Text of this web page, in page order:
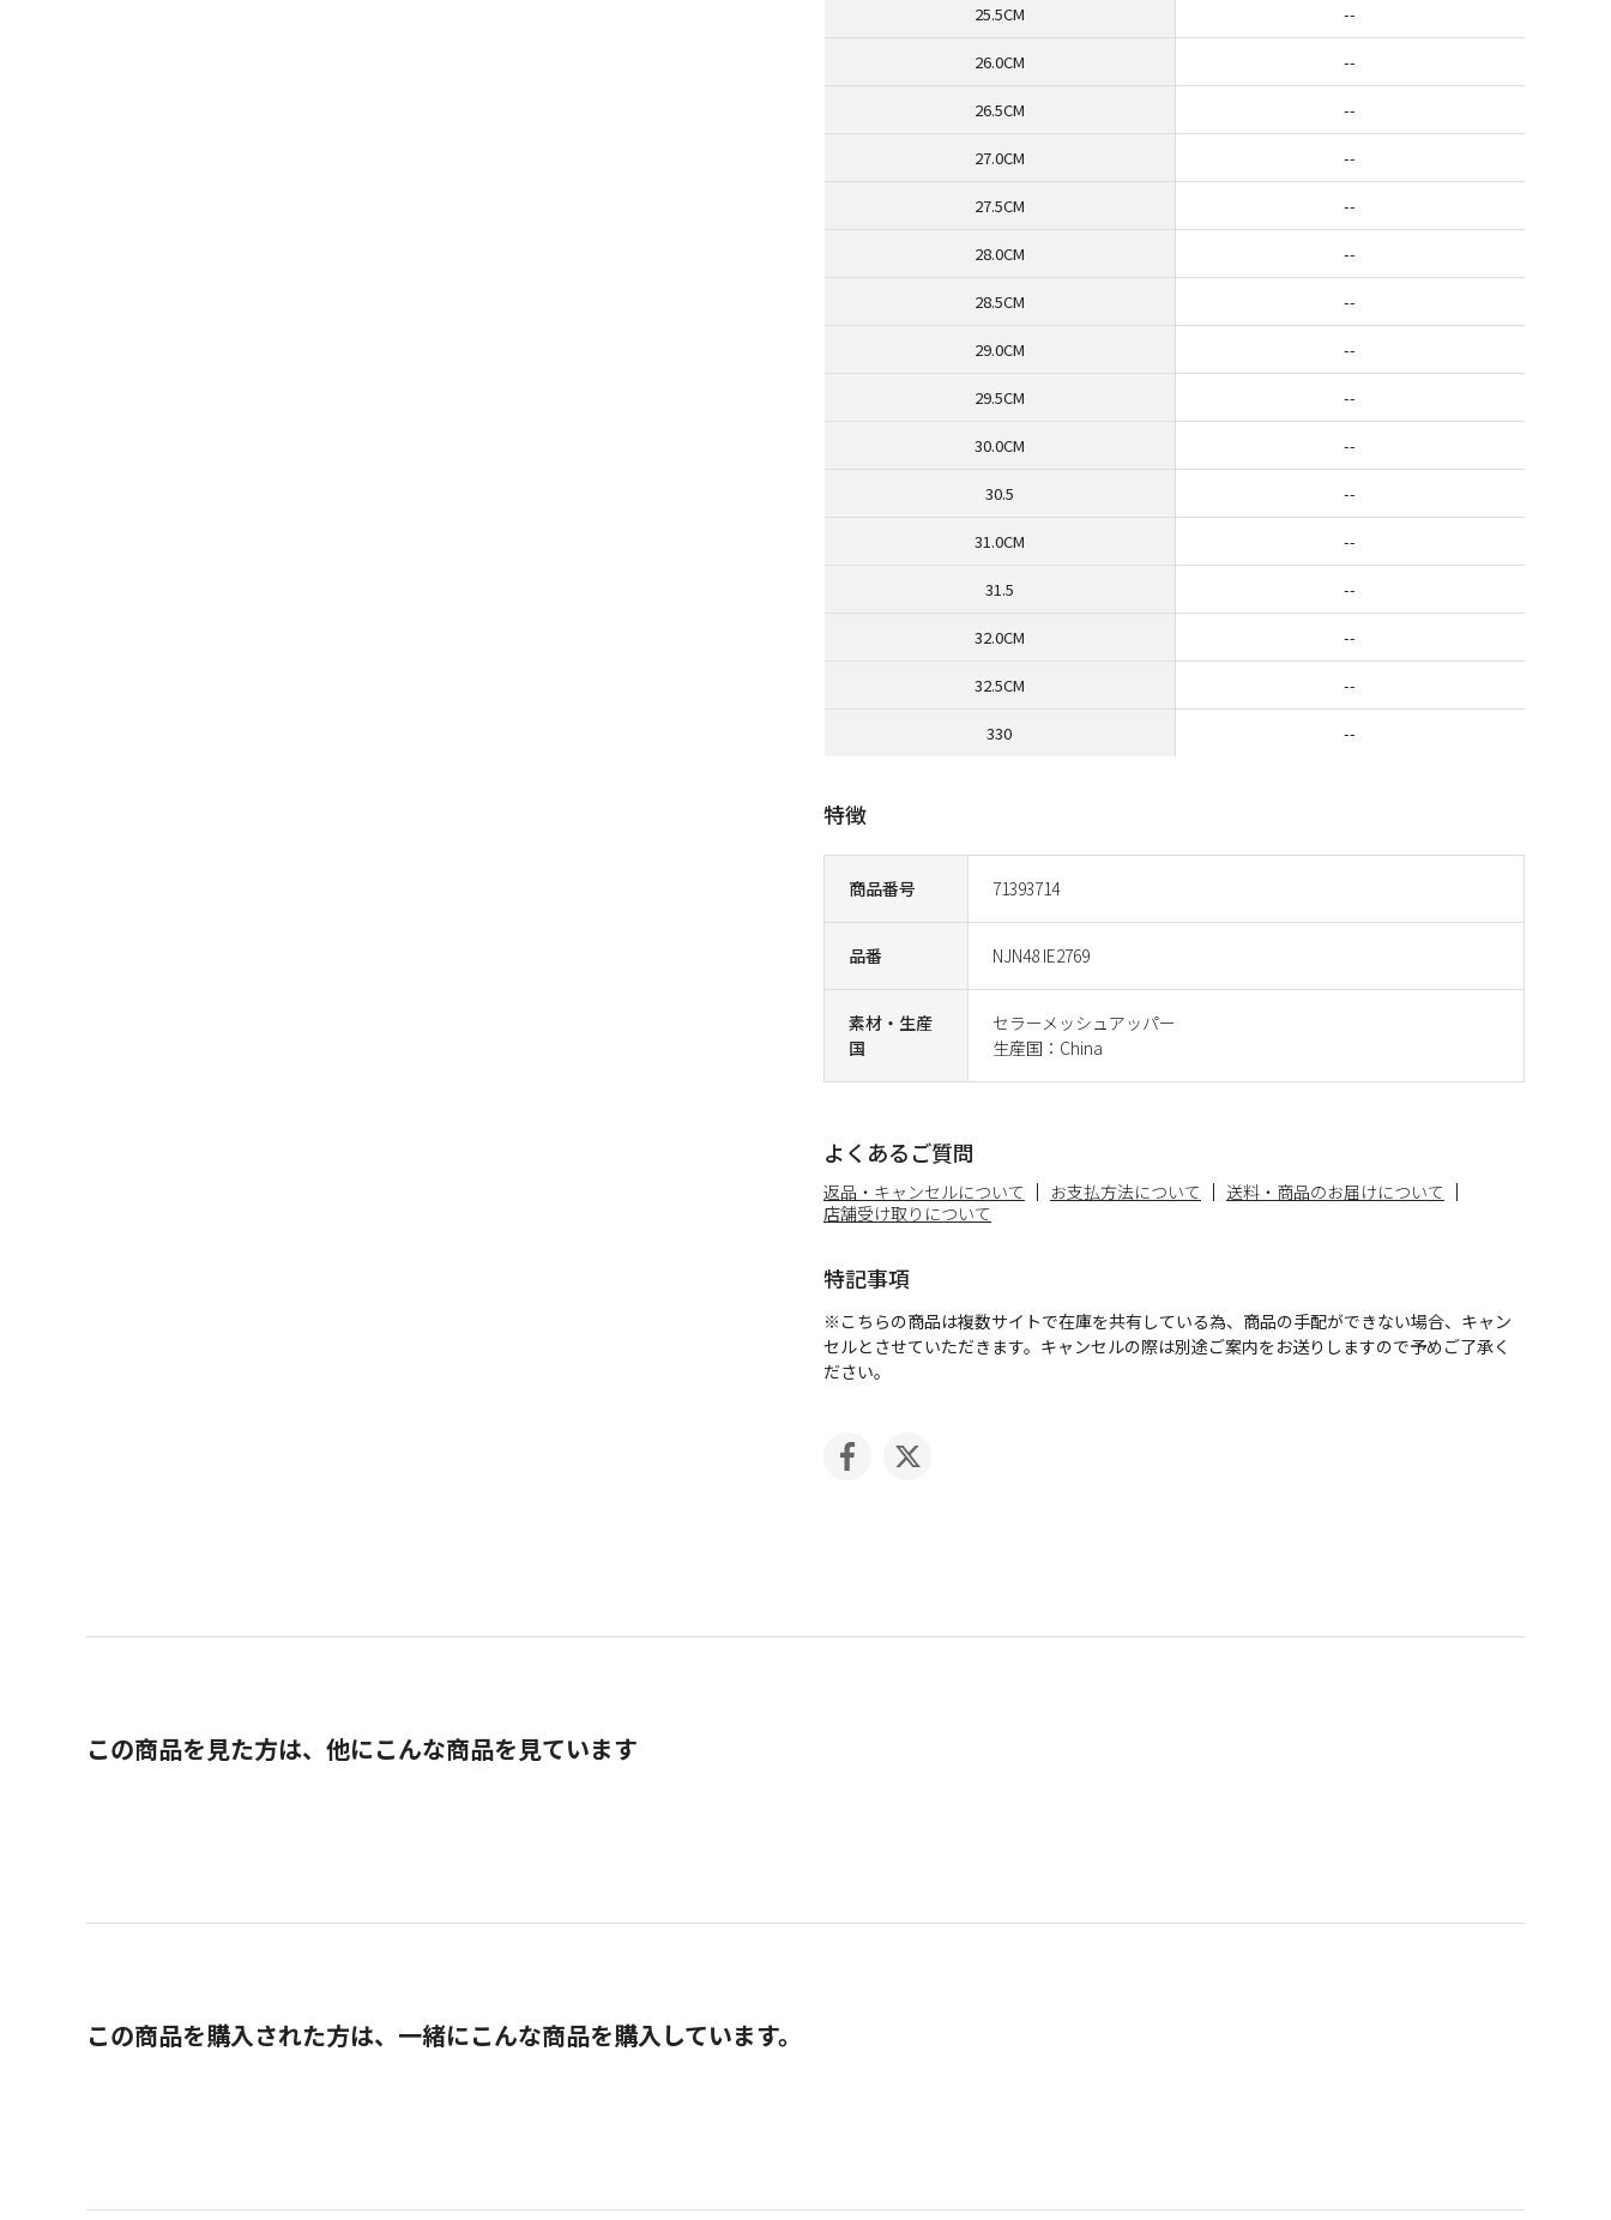
商品番号 71393714
品番 NJN48 IE2769
素材・生産
国
セラーメッシュアッパー
生産国：China
特徴
よくあるご質問
返品・キャンセルについて お支払方法について
送料・商品のお届けについて
店舗受け取りについて
特記事項
※こちらの商品は複数サイトで在庫を共有している為、商品の手配ができない場合、キャン
セルとさせていただきます。キャンセルの際は別途ご案内をお送りしますので予めご了承く
ださい。
25.5CM --
26.0CM --
26.5CM --
27.0CM --
27.5CM --
28.0CM --
28.5CM --
29.0CM --
29.5CM --
30.0CM --
30.5 --
31.0CM --
31.5 --
32.0CM --
32.5CM --
330 --
この商品を見た方は、他にこんな商品を見ています
この商品を購入された方は、一緒にこんな商品を購入しています。